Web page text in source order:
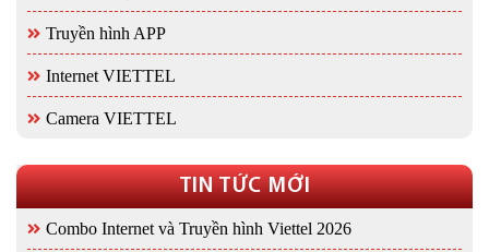
Truyền hình APP
Internet VIETTEL
Camera VIETTEL
TIN TỨC MỚI
Combo Internet và Truyền hình Viettel 2026